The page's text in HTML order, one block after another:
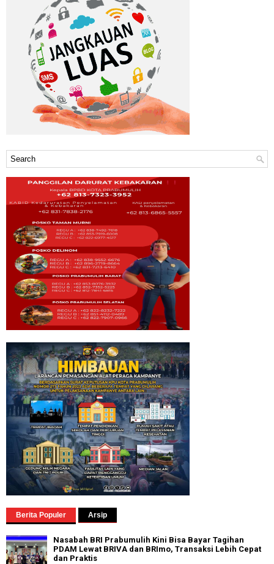
Berita Populer Arsip
Nasabah BRI Prabumulih Kini Bisa Bayar Tagihan
PDAM Lewat BRIVA dan BRImo, Transaksi Lebih Cepat
dan Praktis